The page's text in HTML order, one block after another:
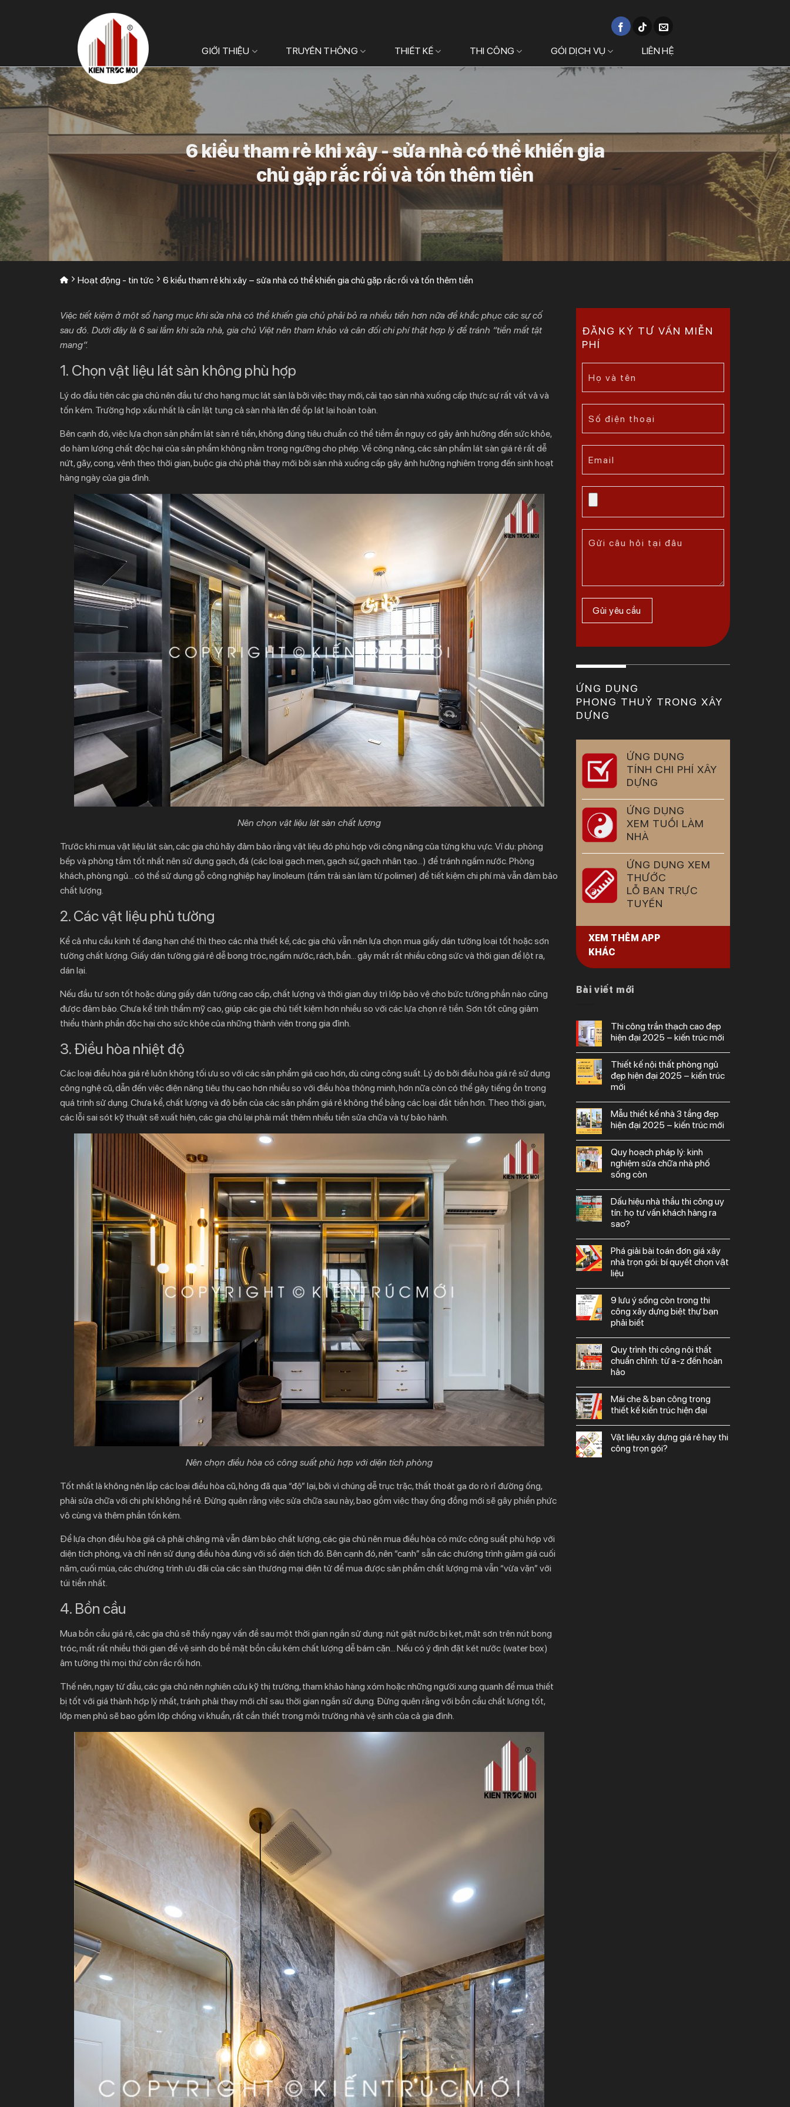
GIỚI THIỆU TRUYỀN THÔNG THIẾT KẾ THI CÔNG GÓI DỊCH VỤ LIÊN HỆ
6 kiểu tham rẻ khi xây - sửa nhà có thể khiến gia
chủ gặp rắc rối và tốn thêm tiền
Hoạt động - tin tức 6 kiểu tham rẻ khi xây – sửa nhà có thể khiến gia chủ gặp rắc rối và tốn thêm tiền
Việc tiết kiệm ở một số hạng mục khi sửa nhà có thể khiến gia chủ phải bỏ ra nhiều tiền hơn nữa để khắc phục các sự cố
sau đó. Dưới đây là 6 sai lầm khi sửa nhà, gia chủ Việt nên tham khảo và cân đối chi phí thật hợp lý để tránh “tiền mất tật
mang”.
1. Chọn vật liệu lát sàn không phù hợp
Lý do đầu tiên các gia chủ nên đầu tư cho hạng mục lát sàn là bởi việc thay mới, cải tạo sàn nhà xuống cấp thực sự rất vất vả và
tốn kém. Trường hợp xấu nhất là cần lật tung cả sàn nhà lên để ốp lát lại hoàn toàn.
Bên cạnh đó, việc lựa chọn sản phẩm lát sàn rẻ tiền, không đúng tiêu chuẩn có thể tiềm ẩn nguy cơ gây ảnh hưởng đến sức khỏe,
do hàm lượng chất độc hại của sản phẩm không nằm trong ngưỡng cho phép. Về công năng, các sản phẩm lát sàn giá rẻ rất dễ
nứt, gãy, cong, vênh theo thời gian, buộc gia chủ phải thay mới bởi sàn nhà xuống cấp gây ảnh hưởng nghiêm trọng đến sinh hoạt
hàng ngày của gia đình.
Nên chọn vật liệu lát sàn chất lượng
Trước khi mua vật liệu lát sàn, các gia chủ hãy đảm bảo rằng vật liệu đó phù hợp với công năng của từng khu vực. Ví dụ: phòng
bếp và phòng tắm tốt nhất nên sử dụng gạch, đá (các loại gạch men, gạch sứ, gạch nhân tạo…) để tránh ngấm nước. Phòng
khách, phòng ngủ… có thể sử dụng gỗ công nghiệp hay linoleum (tấm trải sàn làm từ polimer) để tiết kiệm chi phí mà vẫn đảm bảo
chất lượng.
2. Các vật liệu phủ tường
Kể cả nhu cầu kinh tế đang hạn chế thì theo các nhà thiết kế, các gia chủ vẫn nên lựa chọn mua giấy dán tường loại tốt hoặc sơn
tường chất lượng. Giấy dán tường giá rẻ dễ bong tróc, ngấm nước, rách, bẩn… gây mất rất nhiều công sức và thời gian để lột ra,
dán lại.
Nếu đầu tư sơn tốt hoặc dùng giấy dán tường cao cấp, chất lượng và thời gian duy trì lớp bảo vệ cho bức tường phần nào cũng
được đảm bảo. Chưa kể tính thẩm mỹ cao, giúp các gia chủ tiết kiệm hơn nhiều so với các lựa chọn rẻ tiền. Sơn tốt cũng giảm
thiểu thành phần độc hại cho sức khỏe của những thành viên trong gia đình.
3. Điều hòa nhiệt độ
Các loại điều hòa giá rẻ luôn không tối ưu so với các sản phẩm giá cao hơn, dù cùng công suất. Lý do bởi điều hòa giá rẻ sử dụng
công nghệ cũ, dẫn đến việc điện năng tiêu thụ cao hơn nhiều so với điều hòa thông minh, hơn nữa còn có thể gây tiếng ồn trong
quá trình sử dụng. Chưa kể, chất lượng và độ bền của các sản phẩm giá rẻ không thể bằng các loại đắt tiền hơn. Theo thời gian,
các lỗi sai sót kỹ thuật sẽ xuất hiện, các gia chủ lại phải mất thêm nhiều tiền sửa chữa và tự bảo hành.
Nên chọn điều hòa có công suất phù hợp với diện tích phòng
Tốt nhất là không nên lắp các loại điều hòa cũ, hỏng đã qua “độ” lại, bởi vì chúng dễ trục trặc, thất thoát ga do rò rỉ đường ống,
phải sửa chữa với chi phí không hề rẻ. Đừng quên rằng việc sửa chữa sau này, bao gồm việc thay ống đồng mới sẽ gây phiền phức
vô cùng và thêm phần tốn kém.
Để lựa chọn điều hòa giá cả phải chăng mà vẫn đảm bảo chất lượng, các gia chủ nên mua điều hòa có mức công suất phù hợp với
diện tích phòng, và chỉ nên sử dụng điều hòa đúng với số diện tích đó. Bên cạnh đó, nên “canh” sẵn các chương trình giảm giá cuối
năm, cuối mùa, các chương trình ưu đãi của các sàn thương mại điện tử để mua được sản phẩm chất lượng mà vẫn “vừa vặn” với
túi tiền nhất.
4. Bồn cầu
Mua bồn cầu giá rẻ, các gia chủ sẽ thấy ngay vấn đề sau một thời gian ngắn sử dụng: nút giật nước bị kẹt, mặt sơn trên nút bong
tróc, mất rất nhiều thời gian để vệ sinh do bề mặt bồn cầu kém chất lượng dễ bám cặn… Nếu có ý định đặt két nước (water box)
âm tường thì mọi thứ còn rắc rối hơn.
Thế nên, ngay từ đầu, các gia chủ nên nghiên cứu kỹ thị trường, tham khảo hàng xóm hoặc những người xung quanh để mua thiết
bị tốt với giá thành hợp lý nhất, tránh phải thay mới chỉ sau thời gian ngắn sử dụng. Đừng quên rằng với bồn cầu chất lượng tốt,
lớp men phủ sẽ bao gồm lớp chống vi khuẩn, rất cần thiết trong môi trường nhà vệ sinh của cả gia đình.
ĐĂNG KÝ TƯ VẤN MIỄN
PHÍ
ỨNG DỤNG
PHONG THUỶ TRONG XÂY
DỰNG
ỨNG DỤNG
TÍNH CHI PHÍ XÂY
DỰNG
ỨNG DỤNG
XEM TUỔI LÀM
NHÀ
ỨNG DỤNG XEM
THƯỚC
LỖ BAN TRỰC
TUYẾN
XEM THÊM APP
KHÁC
Bài viết mới
thi công trần thạch cao đẹp
hiện đại 2025 – kiến trúc mới
thiết kế nội thất phòng ngủ
đẹp hiện đại 2025 – kiến trúc
mới
mẫu thiết kế nhà 3 tầng đẹp
hiện đại 2025 – kiến trúc mới
quy hoạch pháp lý: kinh
nghiệm sửa chữa nhà phố
sống còn
dấu hiệu nhà thầu thi công uy
tín: họ tư vấn khách hàng ra
sao?
phá giải bài toán đơn giá xây
nhà trọn gói: bí quyết chọn vật
liệu
9 lưu ý sống còn trong thi
công xây dựng biệt thự bạn
phải biết
quy trình thi công nội thất
chuẩn chỉnh: từ a-z đến hoàn
hảo
mái che & ban công trong
thiết kế kiến trúc hiện đại
vật liệu xây dựng giá rẻ hay thi
công trọn gói?